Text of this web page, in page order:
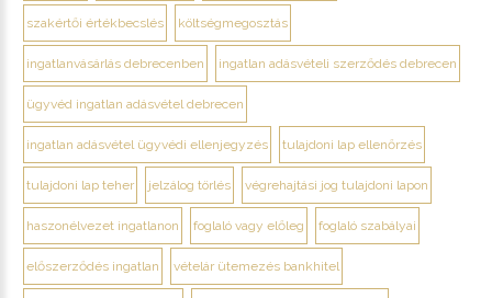
szakértői értékbecslés költségmegosztás
ingatlanvásárlás debrecenben ingatlan adásvételi szerződés debrecen
ügyvéd ingatlan adásvétel debrecen
ingatlan adásvétel ügyvédi ellenjegyzés tulajdoni lap ellenőrzés
tulajdoni lap teher jelzálog törlés végrehajtási jog tulajdoni lapon
haszonélvezet ingatlanon foglaló vagy előleg foglaló szabályai
előszerződés ingatlan vételár ütemezés bankhitel